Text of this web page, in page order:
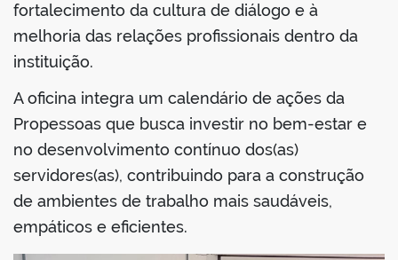
fortalecimento da cultura de diálogo e à
melhoria das relações profissionais dentro da
instituição.
A oficina integra um calendário de ações da
Propessoas que busca investir no bem-estar e
no desenvolvimento contínuo dos(as)
servidores(as), contribuindo para a construção
de ambientes de trabalho mais saudáveis,
empáticos e eficientes.